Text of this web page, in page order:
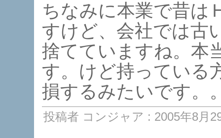
ちなみに本業で昔は
すけど、会社では古
捨てていますね。本
す。けど持っている
損するみたいです。
投稿者 コンジャア : 2005年8月